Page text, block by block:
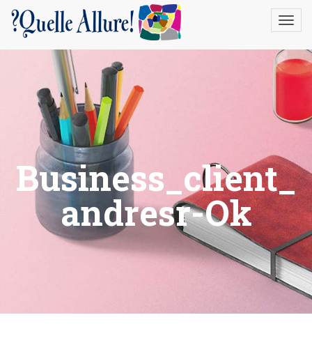
gtag('config', 'UA-22388996-1');
Business_client_
Andresr-Ok